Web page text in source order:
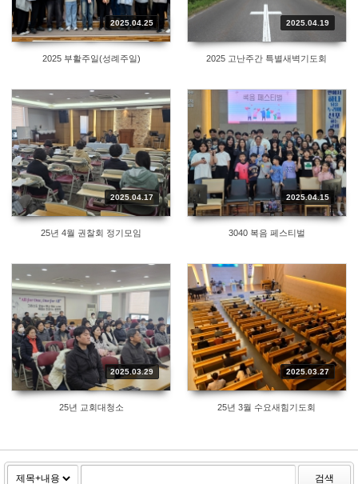
2025.04.25
2025 부활주일(성례주일)
2025.04.19
2025 고난주간 특별새벽기도회
2025.04.17
25년 4월 권찰회 정기모임
2025.04.15
3040 복음 페스티벌
2025.03.29
25년 교회대청소
2025.03.27
25년 3월 수요새힘기도회
검색